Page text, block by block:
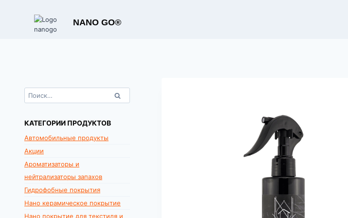
содержимому
NANO GO®
Найти:
КАТЕГОРИИ ПРОДУКТОВ
Автомобильные продукты
Акции
Ароматизаторы и
нейтрализаторы запахов
Гидрофобные покрытия
Нано керамическое покрытие
Нано покрытие для текстиля и